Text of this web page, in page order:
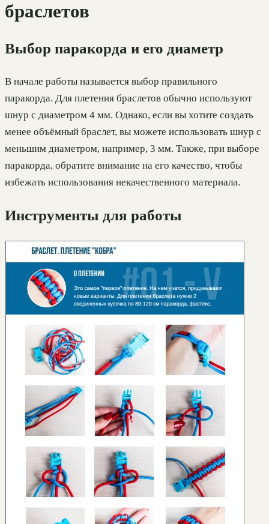
браслетов
Выбор паракорда и его диаметр
В начале работы называется выбор правильного
паракорда. Для плетения браслетов обычно используют
шнур с диаметром 4 мм. Однако, если вы хотите создать
менее объёмный браслет, вы можете использовать шнур с
меньшим диаметром, например, 3 мм. Также, при выборе
паракорда, обратите внимание на его качество, чтобы
избежать использования некачественного материала.
Инструменты для работы